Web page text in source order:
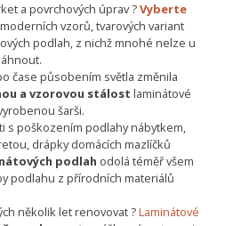
a povrchových úprav ?Vyberte
vzorů, tvarových variant
podlah, z nichž mnohé nelze u
čase působením světla změnila
a vzorovou stálost laminátové
šarši.
s poškozením podlahy nábytkem,
drápky domácích mazlíčků
podlah odolá téměř všem
podlahu z přírodních materiálů
několik let renovovat ?Laminátové